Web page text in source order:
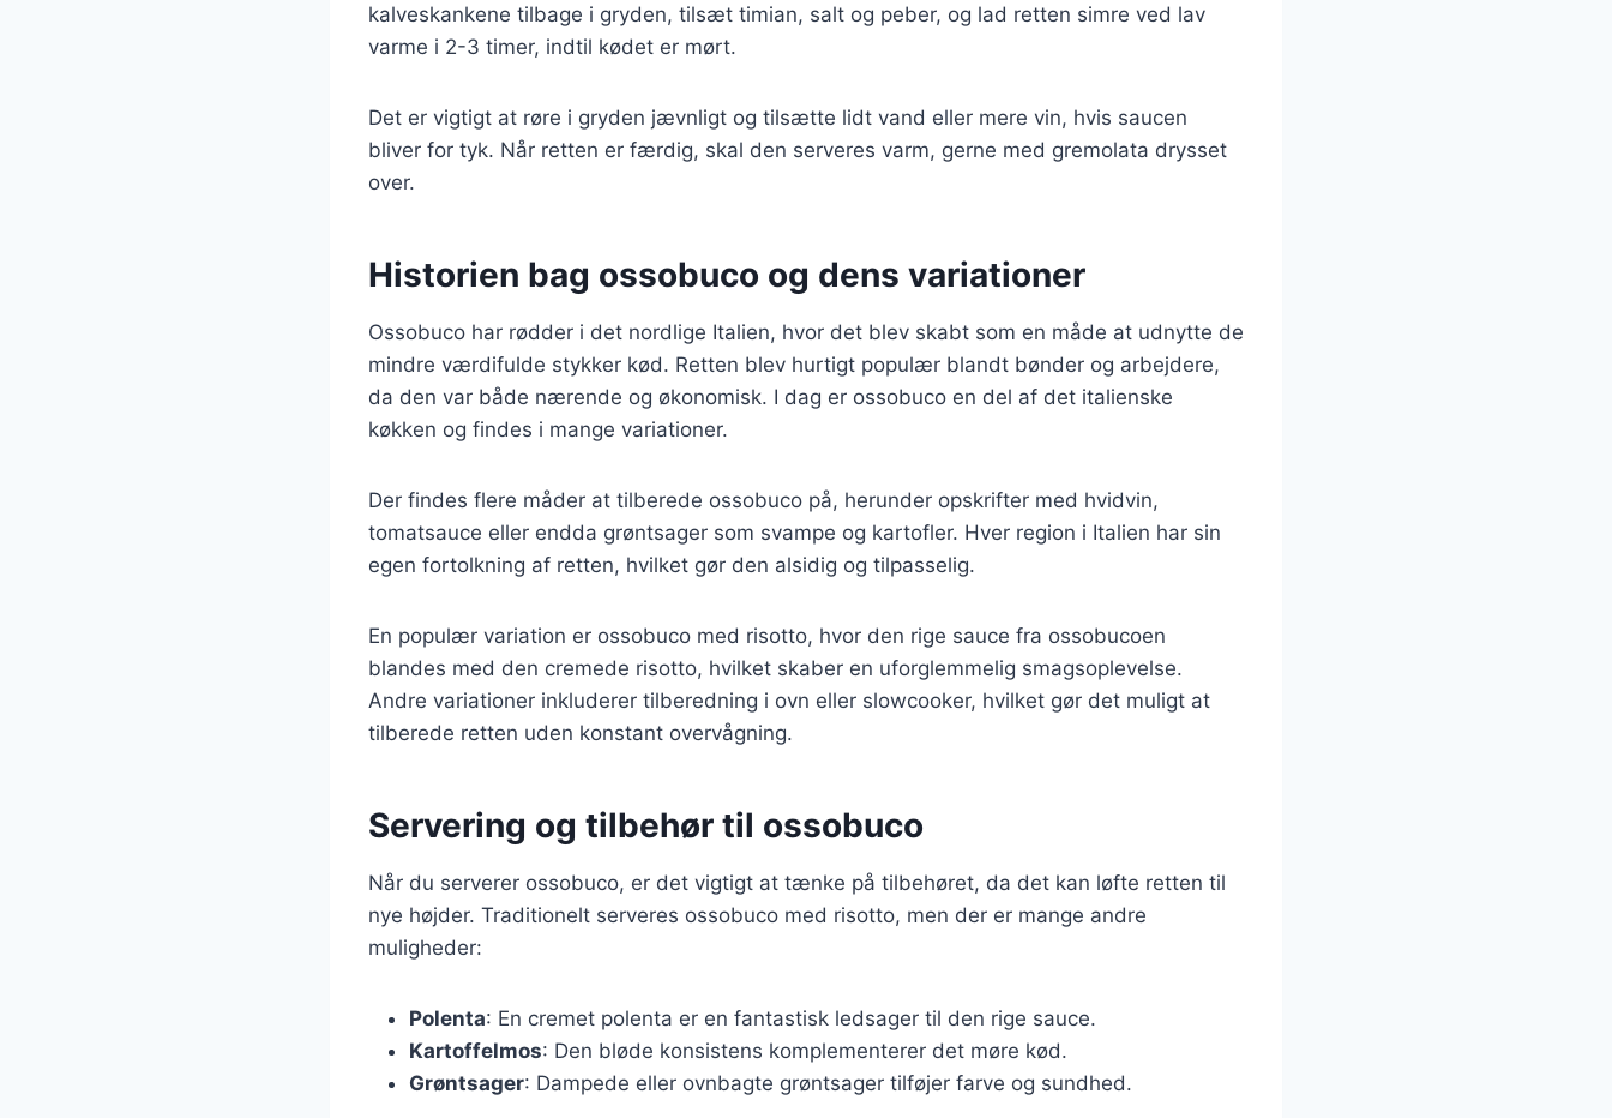
kalveskankene tilbage i gryden, tilsæt timian, salt og peber, og lad retten simre ved lav
varme i 2-3 timer, indtil kødet er mørt.
Det er vigtigt at røre i gryden jævnligt og tilsætte lidt vand eller mere vin, hvis saucen
bliver for tyk. Når retten er færdig, skal den serveres varm, gerne med gremolata drysset
over.
Historien bag ossobuco og dens variationer
Ossobuco har rødder i det nordlige Italien, hvor det blev skabt som en måde at udnytte de
mindre værdifulde stykker kød. Retten blev hurtigt populær blandt bønder og arbejdere,
da den var både nærende og økonomisk. I dag er ossobuco en del af det italienske
køkken og findes i mange variationer.
Der findes flere måder at tilberede ossobuco på, herunder opskrifter med hvidvin,
tomatsauce eller endda grøntsager som svampe og kartofler. Hver region i Italien har sin
egen fortolkning af retten, hvilket gør den alsidig og tilpasselig.
En populær variation er ossobuco med risotto, hvor den rige sauce fra ossobucoen
blandes med den cremede risotto, hvilket skaber en uforglemmelig smagsoplevelse.
Andre variationer inkluderer tilberedning i ovn eller slowcooker, hvilket gør det muligt at
tilberede retten uden konstant overvågning.
Servering og tilbehør til ossobuco
Når du serverer ossobuco, er det vigtigt at tænke på tilbehøret, da det kan løfte retten til
nye højder. Traditionelt serveres ossobuco med risotto, men der er mange andre
muligheder:
Polenta: En cremet polenta er en fantastisk ledsager til den rige sauce.
Kartoffelmos: Den bløde konsistens komplementerer det møre kød.
Grøntsager: Dampede eller ovnbagte grøntsager tilføjer farve og sundhed.